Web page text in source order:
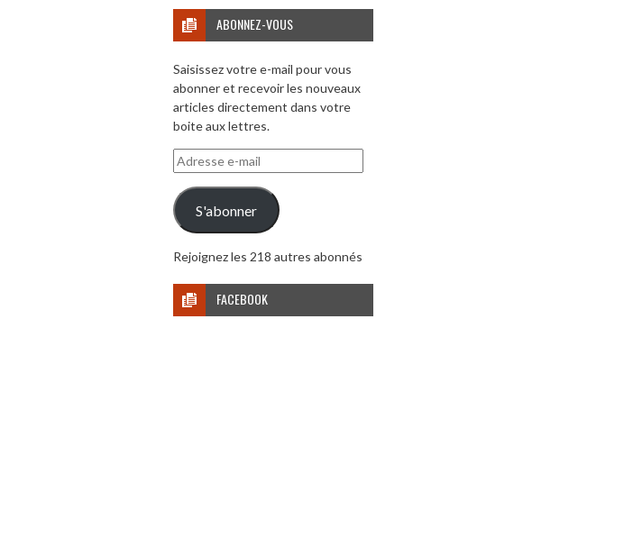
ABONNEZ-VOUS
Saisissez votre e-mail pour vous
abonner et recevoir les nouveaux
articles directement dans votre
boite aux lettres.
Adresse
e-
mail
S'abonner
Rejoignez les 218 autres abonnés
FACEBOOK